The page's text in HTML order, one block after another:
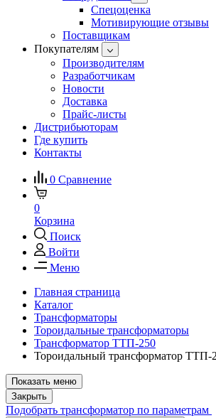
Спецоценка
Мотивирующие отзывы
Поставщикам
Покупателям
Производителям
Разработчикам
Новости
Доставка
Прайс-листы
Дистрибьюторам
Где купить
Контакты
0 Сравнение
0
Корзина
Поиск
Войти
Меню
Главная страница
Каталог
Трансформаторы
Тороидальные трансформаторы
Трансформатор ТТП-250
Тороидальный трансформатор ТТП-
Показать меню
Закрыть
Подобрать трансформатор по параметрам